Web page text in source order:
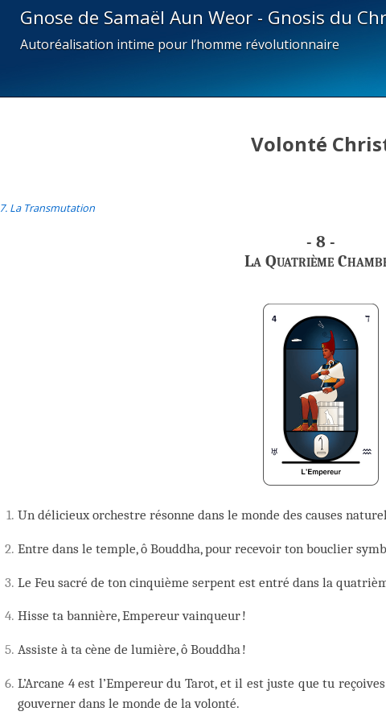
Gnose de Samaël Aun Weor - Gnosis du
Autoréalisation intime pour l’homme révolutionnaire
Volonté
7. La Transmutation
- 8 -
La Quatrième
1.Un délicieux orchestre résonne dans le monde des causes
2.Entre dans le temple, ô Bouddha, pour recevoir ton bouclier
3.Le Feu sacré de ton cinquième serpent est entré dans la
4.Hisse ta bannière, Empereur vainqueur !
5.Assiste à ta cène de lumière, ô Bouddha !
6.L’Arcane 4 est l’Empereur du Tarot, et il est juste que tu
gouverner dans le monde de la volonté.